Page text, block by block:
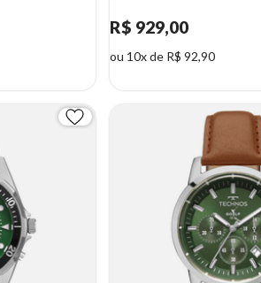
R$ 929,00
ou 10x de R$ 92,90